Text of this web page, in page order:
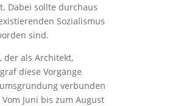
Dabei sollte durchaus
Sozialismus
sind.
der als Architekt,
diese Vorgänge
verbunden
Juni bis zum August